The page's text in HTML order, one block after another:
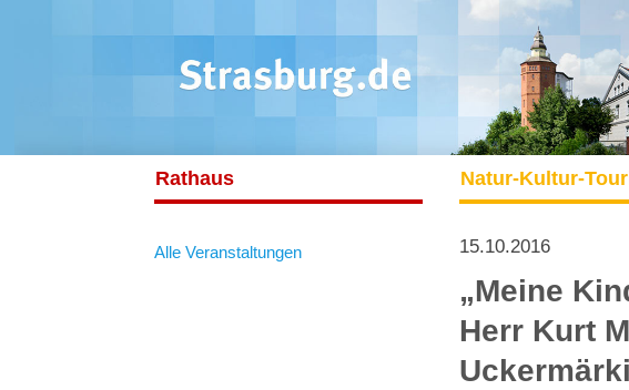
Rathaus Natur-Kultur-
Alle Veranstaltungen 15.10.2016
„Meine
Herr Kurt